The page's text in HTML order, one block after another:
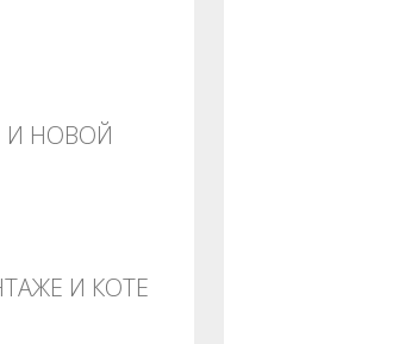
И НОВОЙ
И КОТЕ